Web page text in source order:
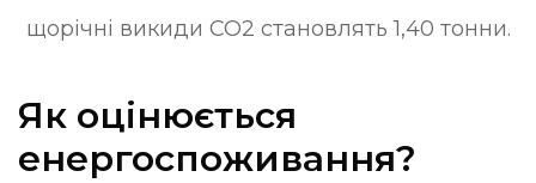
щорічні викиди CO2 становлять 1,40 тонни.
Як оцінюється
енергоспоживання?